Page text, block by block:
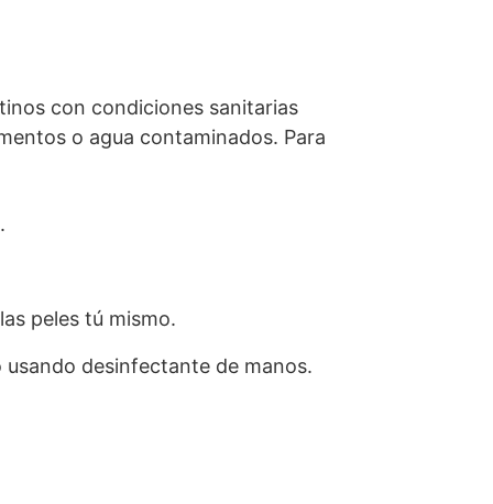
con condiciones sanitarias
o agua contaminados. Para
peles tú mismo.
desinfectante de manos.